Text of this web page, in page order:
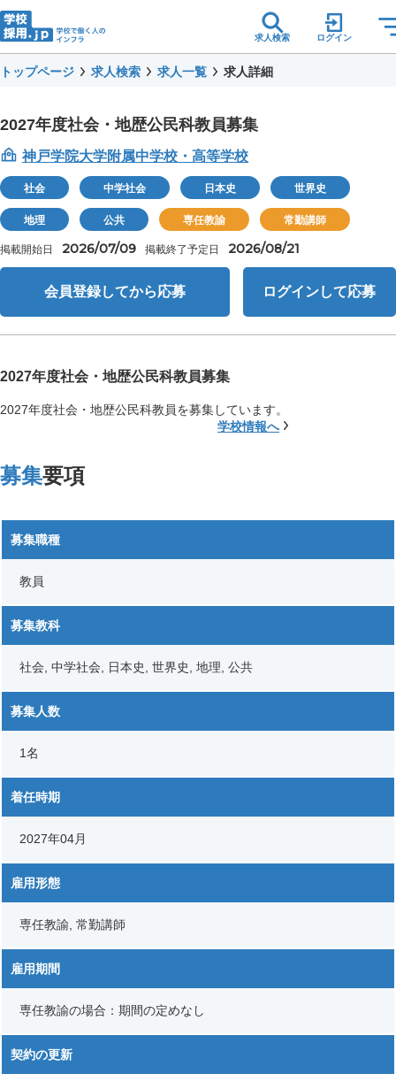
求人検索 ログイン
トップページ 求人検索 求人一覧 求人詳細
2027年度社会・地歴公民科教員募集
神戸学院大学附属中学校・高等学校
社会 中学社会 日本史 世界史
地理 公共 専任教諭 常勤講師
掲載開始日 2026/07/09 掲載終了予定日 2026/08/21
会員登録してから応募 ログインして応募
2027年度社会・地歴公民科教員募集
2027年度社会・地歴公民科教員を募集しています。
学校情報へ
募集要項
募集職種
教員
募集教科
社会, 中学社会, 日本史, 世界史, 地理, 公共
募集人数
1名
着任時期
2027年04月
雇用形態
専任教諭, 常勤講師
雇用期間
専任教諭の場合：期間の定めなし
契約の更新